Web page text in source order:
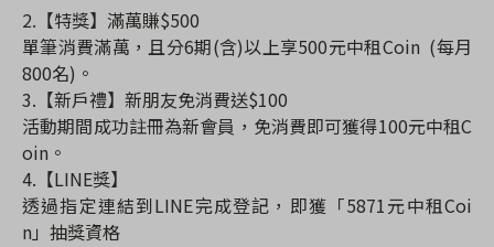
2. 【特獎】滿萬賺$500
單筆消費滿萬，且分6期(含)以上享500元中租Coin (每月
800名) 。
3. 【新戶禮】新朋友免消費送$100
活動期間成功註冊為新會員，免消費即可獲得100元中租C
oin 。
4. 【LINE獎】
透過指定連結到LINE完成登記，即獲「5871元中租Coi
n 」抽獎資格